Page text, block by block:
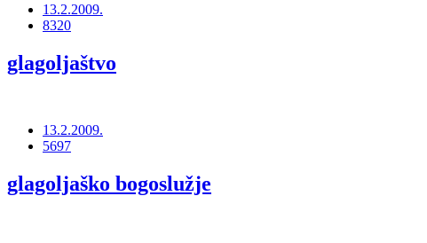
13.2.2009.
8320
glagoljaštvo
13.2.2009.
5697
glagoljaško bogoslužje